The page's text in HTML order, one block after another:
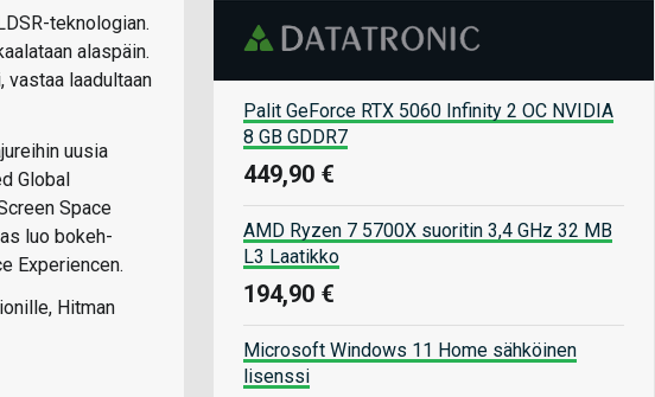
teknologian.
alaspäin.
laadultaan
uusia
Global
Space
luo bokeh-
Experiencen.
Hitman
Palit GeForce RTX 5060 Infinity 2 OC NVIDIA
8 GB GDDR7
449,90 €
AMD Ryzen 7 5700X suoritin 3,4 GHz 32 MB
L3 Laatikko
194,90 €
Microsoft Windows 11 Home sähköinen
lisenssi